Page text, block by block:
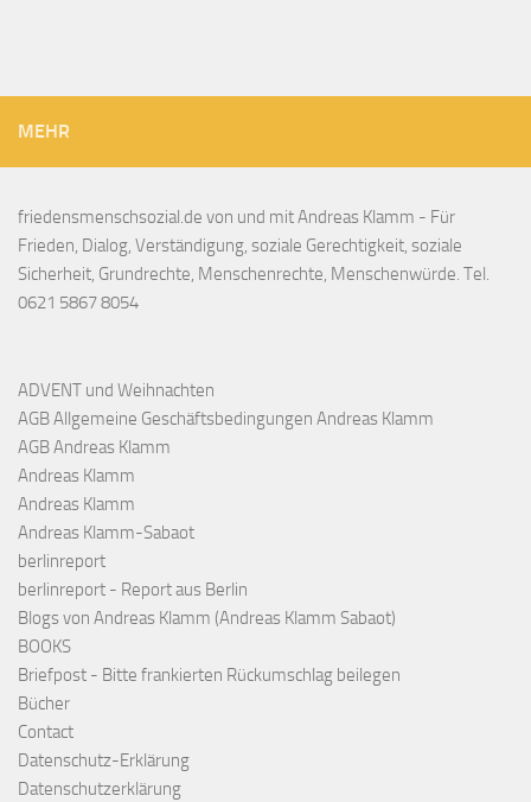
MEHR
friedensmenschsozial.de von und mit Andreas Klamm - Für
Frieden, Dialog, Verständigung, soziale Gerechtigkeit, soziale
Sicherheit, Grundrechte, Menschenrechte, Menschenwürde. Tel.
0621 5867 8054
ADVENT und Weihnachten
AGB Allgemeine Geschäftsbedingungen Andreas Klamm
AGB Andreas Klamm
Andreas Klamm
Andreas Klamm
Andreas Klamm-Sabaot
berlinreport
berlinreport - Report aus Berlin
Blogs von Andreas Klamm (Andreas Klamm Sabaot)
BOOKS
Briefpost - Bitte frankierten Rückumschlag beilegen
Bücher
Contact
Datenschutz-Erklärung
Datenschutzerklärung